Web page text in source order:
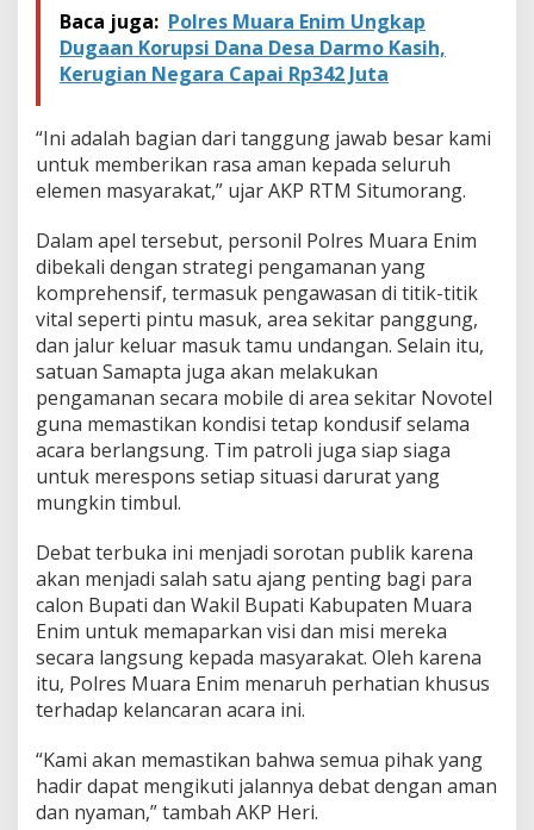
e
m
b
g
Baca juga: Polres Muara Enim Ungkap
Dugaan Korupsi Dana Desa Darmo Kasih,
Kerugian Negara Capai Rp342 Juta
“Ini adalah bagian dari tanggung jawab besar kami
untuk memberikan rasa aman kepada seluruh
elemen masyarakat,” ujar AKP RTM Situmorang.
Dalam apel tersebut, personil Polres Muara Enim
dibekali dengan strategi pengamanan yang
komprehensif, termasuk pengawasan di titik-titik
vital seperti pintu masuk, area sekitar panggung,
dan jalur keluar masuk tamu undangan. Selain itu,
satuan Samapta juga akan melakukan
pengamanan secara mobile di area sekitar Novotel
guna memastikan kondisi tetap kondusif selama
acara berlangsung. Tim patroli juga siap siaga
untuk merespons setiap situasi darurat yang
mungkin timbul.
Debat terbuka ini menjadi sorotan publik karena
akan menjadi salah satu ajang penting bagi para
calon Bupati dan Wakil Bupati Kabupaten Muara
Enim untuk memaparkan visi dan misi mereka
secara langsung kepada masyarakat. Oleh karena
itu, Polres Muara Enim menaruh perhatian khusus
terhadap kelancaran acara ini.
“Kami akan memastikan bahwa semua pihak yang
hadir dapat mengikuti jalannya debat dengan aman
dan nyaman,” tambah AKP Heri.